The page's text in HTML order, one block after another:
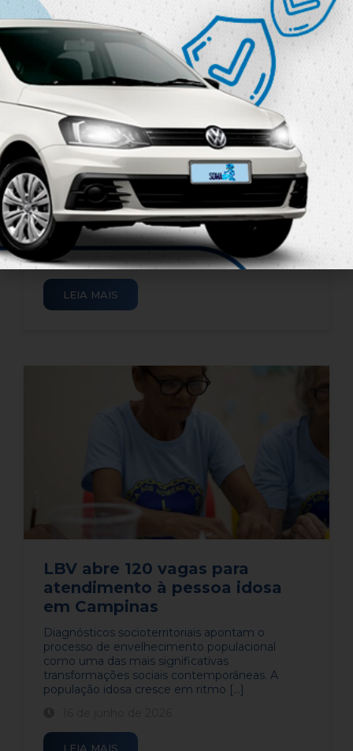
Ética e uso da Inteligência
Artificial nas escolas é o tema
central da 31ª edição do
Congresso Internacional de
Educação da LBV
​​​​A Legião da Boa Vontade (LBV) promove o seu
31º Congresso Internacional de Educação, um
dos eventos mais aguardados da área, que se
inspira na proposta de Educação com [...]
25 de junho de 2026
LEIA MAIS
LBV abre 120 vagas para
atendimento à pessoa idosa
em Campinas
Diagnósticos socioterritoriais apontam o
processo de envelhecimento populacional
como uma das mais significativas
transformações sociais contemporâneas. A
população idosa cresce em ritmo [...]
LEIA MAIS